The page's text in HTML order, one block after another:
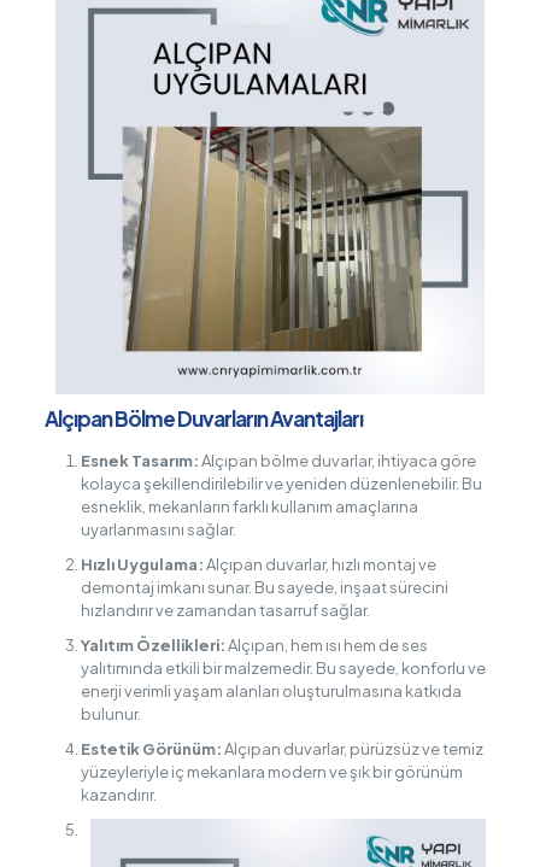
Alçıpan Bölme Duvarların Avantajları
Esnek Tasarım:Alçıpan bölme duvarlar, ihtiyaca göre
kolayca şekillendirilebilir ve yeniden düzenlenebilir. Bu
esneklik, mekanların farklı kullanım amaçlarına
uyarlanmasını sağlar.
Hızlı Uygulama:Alçıpan duvarlar, hızlı montaj ve
demontaj imkanı sunar. Bu sayede, inşaat sürecini
hızlandırır ve zamandan tasarruf sağlar.
Yalıtım Özellikleri:Alçıpan, hem ısı hem de ses
yalıtımında etkili bir malzemedir. Bu sayede, konforlu ve
enerji verimli yaşam alanları oluşturulmasına katkıda
bulunur.
Estetik Görünüm:Alçıpan duvarlar, pürüzsüz ve temiz
yüzeyleriyle iç mekanlara modern ve şık bir görünüm
kazandırır.